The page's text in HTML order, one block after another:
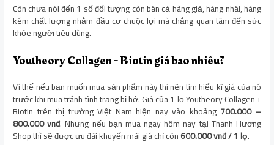
Còn chưa nói đến 1 số đối tượng còn bán cả hàng giả, hàng nhái, hàng
kém chất lượng nhằm đầu cơ chuộc lợi mà chẳng quan tâm đến sức
khỏe người tiêu dùng.
Youtheory Collagen + Biotin giá bao nhiêu?
Vì thế nếu bạn muốn mua sản phẩm này thì nên tìm hiểu kĩ giá của nó
trước khi mua tránh tình trạng bị hớ. Giá của 1 lọ Youtheory Collagen +
Biotin trên thị trường Việt Nam hiện nay vào khoảng 700.000 –
800.000vnđ. Nhưng nếu bạn mua ngay hôm nay tại Thanh Hương
Shop thì sẽ được ưu đãi khuyến mãi giá chỉ còn600.000 vnđ / 1 lọ.